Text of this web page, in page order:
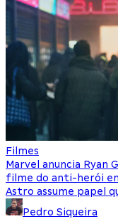
Filmes
Marvel anuncia Ryan
filme do anti-herói
Astro assume papel
Pedro Siqueira